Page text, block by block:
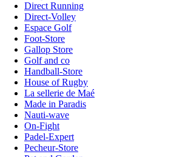
Direct Running
Direct-Volley
Espace Golf
Foot-Store
Gallop Store
Golf and co
Handball-Store
House of Rugby
La sellerie de Maé
Made in Paradis
Nauti-wave
On-Fight
Padel-Expert
Pecheur-Store